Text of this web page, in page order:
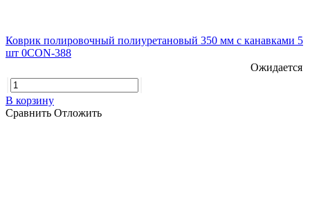
Коврик полировочный полиуретановый 350 мм с канавками 5
шт 0CON-388
Ожидается
В корзину
Сравнить Отложить